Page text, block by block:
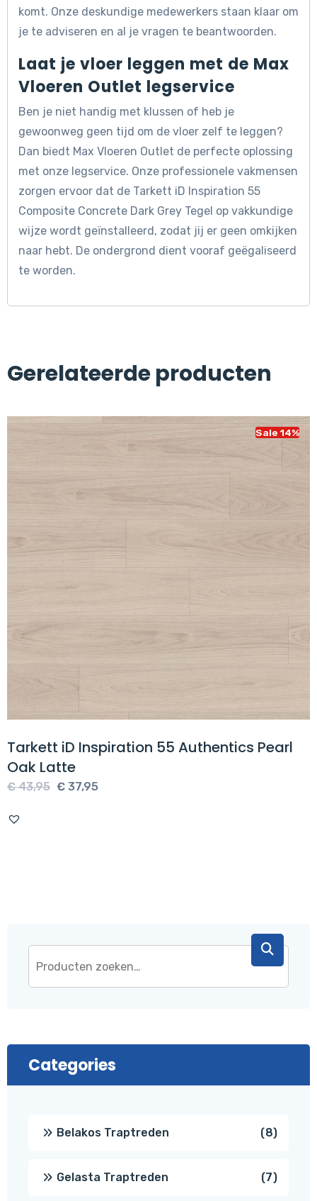
komt. Onze deskundige medewerkers staan klaar om
je te adviseren en al je vragen te beantwoorden.
Laat je vloer leggen met de Max
Vloeren Outlet legservice
Ben je niet handig met klussen of heb je
gewoonweg geen tijd om de vloer zelf te leggen?
Dan biedt Max Vloeren Outlet de perfecte oplossing
met onze legservice. Onze professionele vakmensen
zorgen ervoor dat de Tarkett iD Inspiration 55
Composite Concrete Dark Grey Tegel op vakkundige
wijze wordt geïnstalleerd, zodat jij er geen omkijken
naar hebt. De ondergrond dient vooraf geëgaliseerd
te worden.
Gerelateerde producten
Sale 14%
Tarkett iD Inspiration 55 Authentics Pearl
Oak Latte
€43,95 Oorspronkelijke
€ 37,95
Categories
Belakos Traptreden 88
Gelasta Traptreden 77